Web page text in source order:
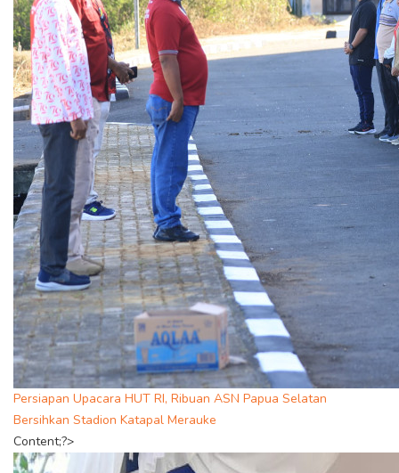
Persiapan Upacara HUT RI, Ribuan ASN Papua Selatan
Bersihkan Stadion Katapal Merauke
Content;?>